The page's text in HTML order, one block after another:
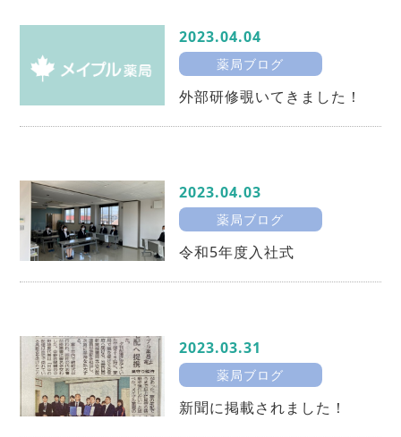
2023.04.04
薬局ブログ
外部研修覗いてきました！
2023.04.03
薬局ブログ
令和5年度入社式
2023.03.31
薬局ブログ
新聞に掲載されました！